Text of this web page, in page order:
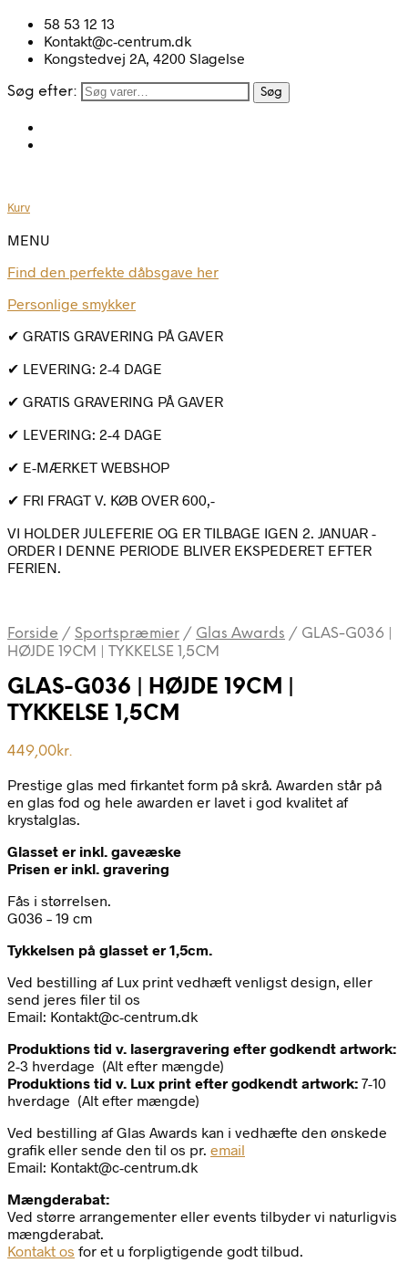
58 53 12 13
Kontakt@c-centrum.dk
Kongstedvej 2A, 4200 Slagelse
Søg efter: Søg
Kurv
MENU
Find den perfekte dåbsgave her
Personlige smykker
✔ GRATIS GRAVERING PÅ GAVER
✔ LEVERING: 2-4 DAGE
✔ GRATIS GRAVERING PÅ GAVER
✔ LEVERING: 2-4 DAGE
✔ E-MÆRKET WEBSHOP
✔ FRI FRAGT V. KØB OVER 600,-
VI HOLDER JULEFERIE OG ER TILBAGE IGEN 2. JANUAR -
ORDER I DENNE PERIODE BLIVER EKSPEDERET EFTER
FERIEN.
Forside / Sportspræmier / Glas Awards / GLAS-G036 |
HØJDE 19CM | TYKKELSE 1,5CM
GLAS-G036 | HØJDE 19CM |
TYKKELSE 1,5CM
449,00kr.
Prestige glas med firkantet form på skrå. Awarden står på
en glas fod og hele awarden er lavet i god kvalitet af
krystalglas.
Glasset er inkl. gaveæske
Prisen er inkl. gravering
Fås i størrelsen.
G036 – 19 cm
Tykkelsen på glasset er 1,5cm.
Ved bestilling af Lux print vedhæft venligst design, eller
send jeres filer til os
Email: Kontakt@c-centrum.dk
Produktions tid v. lasergravering efter godkendt artwork:
2-3 hverdage (Alt efter mængde)
Produktions tid v. Lux print efter godkendt artwork: 7-10
hverdage (Alt efter mængde)
Ved bestilling af Glas Awards kan i vedhæfte den ønskede
grafik eller sende den til os pr. email
Email: Kontakt@c-centrum.dk
Mængderabat:
Ved større arrangementer eller events tilbyder vi naturligvis
mængderabat.
Kontakt os for et u forpligtigende godt tilbud.